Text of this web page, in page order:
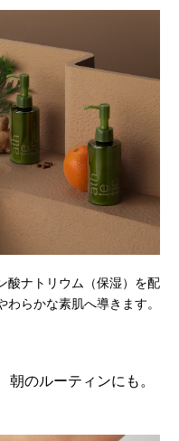
酸ナトリウム（保湿）を配
らかな素肌へ導きます。
のルーティンにも。